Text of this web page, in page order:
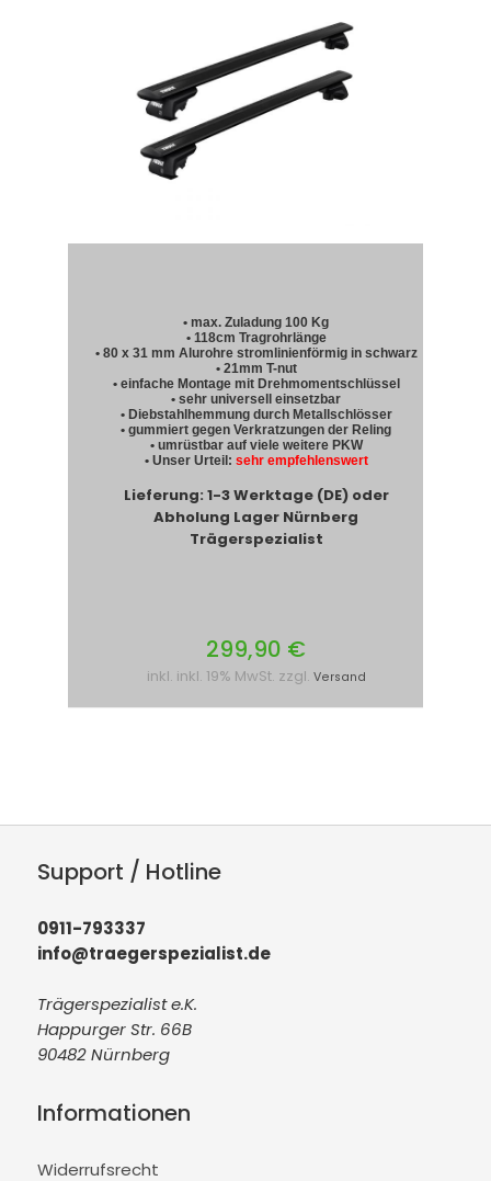
• max. Zuladung 100 Kg
• 118cm Tragrohrlänge
• 80 x 31 mm Alurohre stromlinienförmig in schwarz
• 21mm T-nut
• einfache Montage mit Drehmomentschlüssel
• sehr universell einsetzbar
• Diebstahlhemmung durch Metallschlösser
• gummiert gegen Verkratzungen der Reling
• umrüstbar auf viele weitere PKW
• Unser Urteil: sehr empfehlenswert
Lieferung: 1-3 Werktage (DE) oder
Abholung Lager Nürnberg
Trägerspezialist
299,90 €
inkl. inkl. 19% MwSt. zzgl. Versand
Support / Hotline
0911-793337
info@traegerspezialist.de
Trägerspezialist e.K.
Happurger Str. 66B
90482 Nürnberg
Informationen
Widerrufsrecht